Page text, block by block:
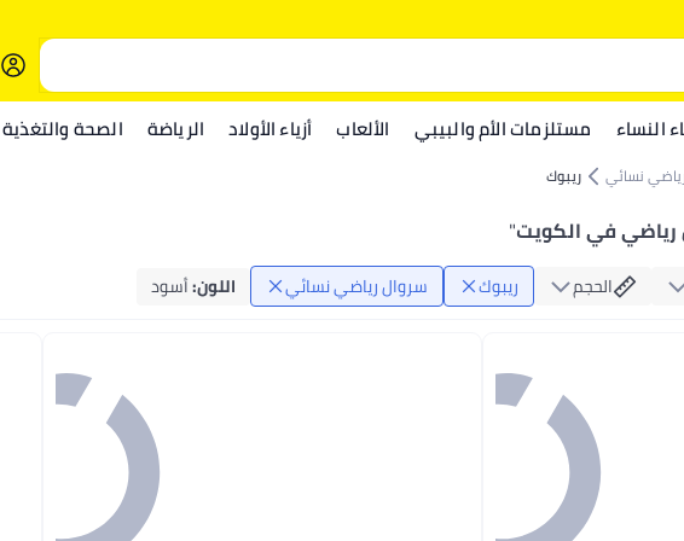
النساء مستلزمات الأم والبيبي الألعاب أزياء الأولاد الرياضة الصحة والتغذية
نسائي ريبوك
رياضي في الكويت"
الحجم ريبوك سروال رياضي نسائي اللون:أسود